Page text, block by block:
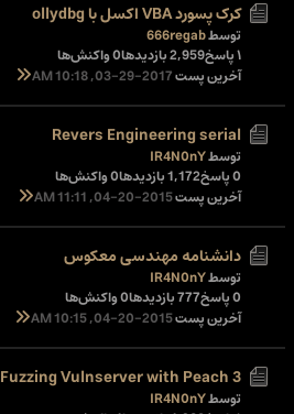
کرک پسورد VBA اکسل با ollydbg
توسط666regab
۱ پاسخ
2,959 بازدیدها
0 واکنش‌ها
آخرین پست03-29-2017, 10:18 AM
Revers Engineering serial
توسطIR4N0nY
0 پاسخ
1,172 بازدیدها
0 واکنش‌ها
آخرین پست04-20-2015, 11:11 AM
دانشنامه مهندسی معکوس
توسطIR4N0nY
0 پاسخ
777 بازدیدها
0 واکنش‌ها
آخرین پست04-20-2015, 10:15 AM
Fuzzing Vulnserver with Peach 3
توسطIR4N0nY